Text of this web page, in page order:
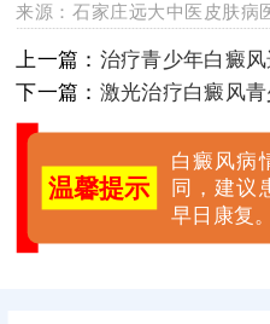
来源：石家庄远大中医皮肤病
上一篇： 治疗青少年白癜
下一篇： 激光治疗白癜风
温馨提示
白癜风病
同，建议
早日康复。